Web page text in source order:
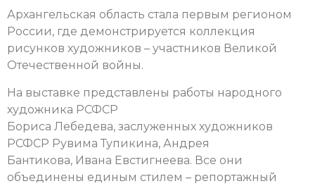
Архангельская область стала первым регионом
России, где демонстрируется коллекция
рисунков художников – участников Великой
Отечественной войны.
На выставке представлены работы народного
художника РСФСР
Бориса Лебедева, заслуженных художников
РСФСР Рувима Тупикина, Андрея
Бантикова, Ивана Евстигнеева. Все они
объединены единым стилем – репортажный